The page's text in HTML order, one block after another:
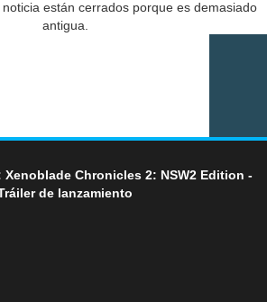
están cerrados porque es demasiado
antigua.
Chronicles 2: NSW2 Edition -
de lanzamiento